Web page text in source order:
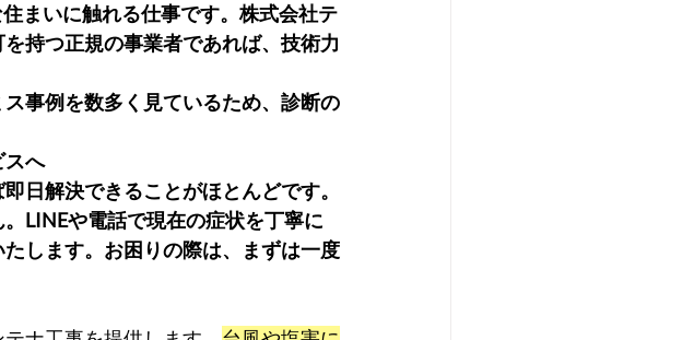
まいに触れる仕事です。株式会社テ
持つ正規の事業者であれば、技術力
事例を数多く見ているため、診断の
スへ
日解決できることがほとんどです。
LINEや電話で現在の症状を丁寧に
します。お困りの際は、まずは一度